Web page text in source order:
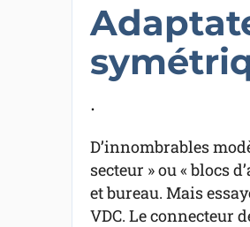
.
D’innombrables
secteur » ou « blocs
et bureau. Mais
VDC. Le connecteur